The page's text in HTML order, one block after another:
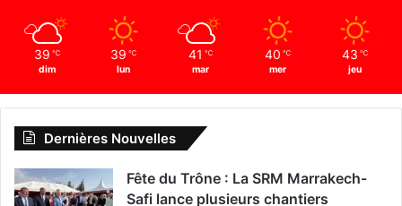
39 ℃
dim
39 ℃
lun
41 ℃
mar
40 ℃
mer
43 ℃
jeu
Dernières Nouvelles
Fête du Trône : La SRM Marrakech-
Safi lance plusieurs chantiers